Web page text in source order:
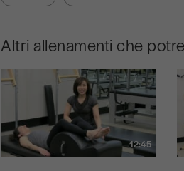
Altri allenamenti che
12:45